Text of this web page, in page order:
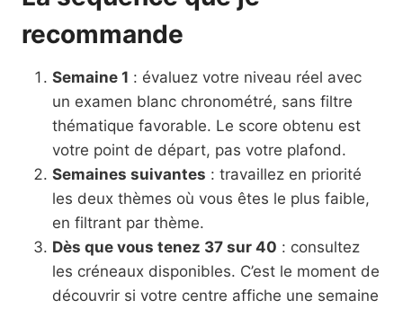
recommande
Semaine 1 : évaluez votre niveau réel avec
un examen blanc chronométré, sans filtre
thématique favorable. Le score obtenu est
votre point de départ, pas votre plafond.
Semaines suivantes : travaillez en priorité
les deux thèmes où vous êtes le plus faible,
en filtrant par thème.
Dès que vous tenez 37 sur 40 : consultez
les créneaux disponibles. C’est le moment de
découvrir si votre centre affiche une semaine